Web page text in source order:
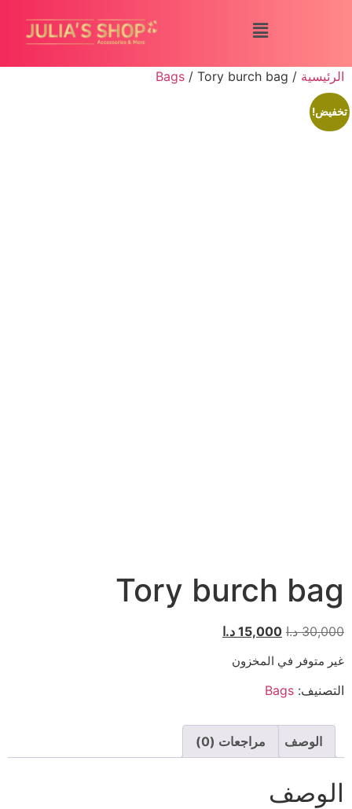
الرئيسية /
Bags / Tory burch bag
تخفيض!
Tory burch bag
30,000 د.ا 15,000 د.ا
غير متوفر في المخزون
التصنيف: Bags
الوصف مراجعات (0)
الوصف